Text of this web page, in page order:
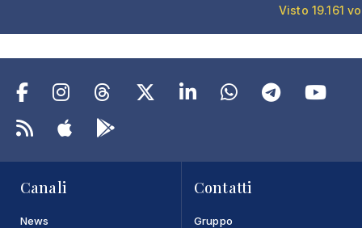
Visto 19.161
Canali
News
Contatti
Gruppo